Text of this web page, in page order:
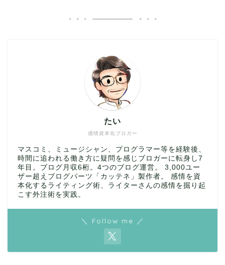
感情資本化ブロガー
たい
マスコミ、ミュージシャン、プログラマー等を経験後、
時間に追われる働き方に疑問を感じブロガーに転身し7
年目。ブログ月収6桁。4つのブログ運営。 3,000ユー
ザー超えブログパーツ「カッテネ」製作者。 感情を資
本化するライティング術、ライターさんの感情を掘り起
こす外注術を実践。
＼ Follow me ／